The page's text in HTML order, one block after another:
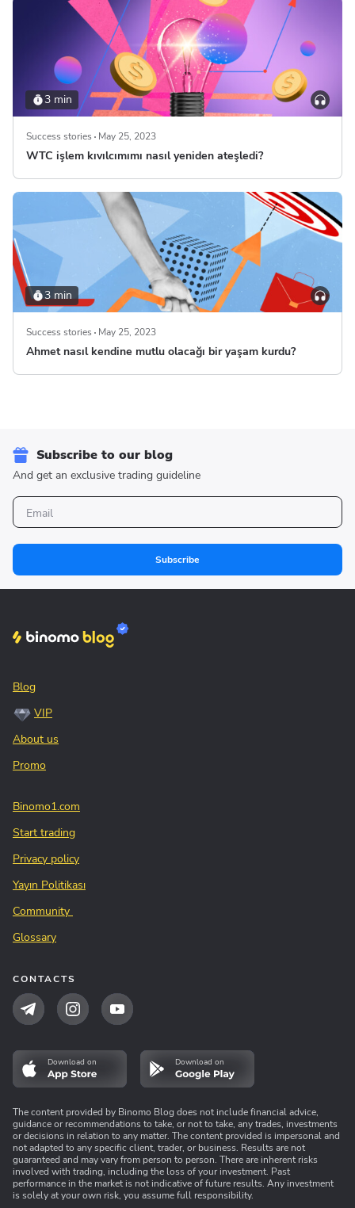
3 min
Success stories May 25, 2023
WTC işlem kıvılcımımı nasıl yeniden ateşledi?
3 min
Success stories May 25, 2023
Ahmet nasıl kendine mutlu olacağı bir yaşam kurdu?
Subscribe to our blog
And get an exclusive trading guideline
Subscribe
Blog
VIP
About us
Promo
Binomo1.com
Start trading
Privacy policy
Yayın Politikası
Community
Glossary
CONTACTS
Download on Download on
The content provided by Binomo Blog does not include financial advice,
guidance or recommendations to take, or not to take, any trades, investments
or decisions in relation to any matter. The content provided is impersonal and
not adapted to any specific client, trader, or business. Results are not
guaranteed and may vary from person to person. There are inherent risks
involved with trading, including the loss of your investment. Past
performance in the market is not indicative of future results. Any investment
is solely at your own risk, you assume full responsibility.